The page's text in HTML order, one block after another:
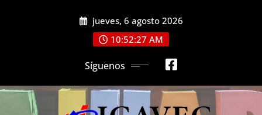
jueves, 6 agosto 2026
10:52:29 AM
Síguenos